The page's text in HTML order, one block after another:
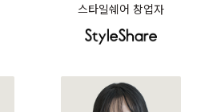
스타일쉐어 창업자